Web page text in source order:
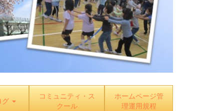
グ
コミュニティ・ス
クール
ホームページ管
理運用規程